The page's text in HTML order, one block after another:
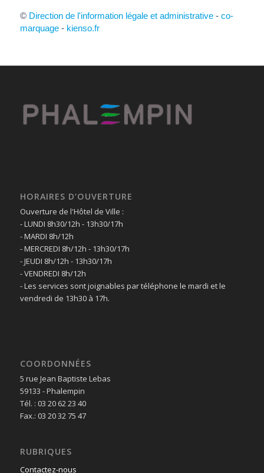
© Direction de l'information légale et administrative- co-
marquage- kienso.fr
HORAIRES D’OUVERTURE
Ouverture de l'Hôtel de Ville :
- LUNDI 8h30/12h - 13h30/17h
- MARDI 8h/12h
- MERCREDI 8h/12h - 13h30/17h
- JEUDI 8h/12h - 13h30/17h
- VENDREDI 8h/12h
- Les services sont joignables par téléphone le mardi et le
vendredi de 13h30 à 17h.
COORDONNÉES
5 rue Jean Baptiste Lebas
59133 - Phalempin
Tél. : 03 20 62 23 40
Fax.: 03 20 32 75 47
RUBRIQUES
Contactez-nous